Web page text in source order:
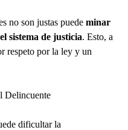
no son justas puede minar
sistema de justicia. Esto, a
respeto por la ley y un
Delincuente
dificultar la